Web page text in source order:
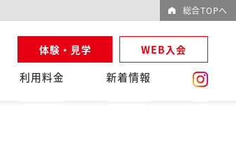
総合TOPへ
体験・見学 WEB入会
利用料金 新着情報